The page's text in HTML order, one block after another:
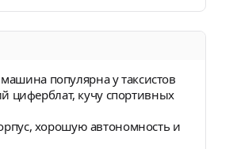
популярна у таксистов
циферблат, кучу спортивных
хорошую автономность и